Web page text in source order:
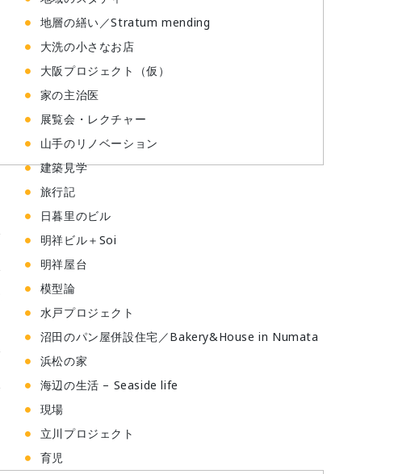
地層の繕い／Stratum mending
大洗の小さなお店
大阪プロジェクト（仮）
家の主治医
展覧会・レクチャー
山手のリノベーション
建築見学
旅行記
日暮里のビル
明祥ビル＋Soi
明祥屋台
模型論
水戸プロジェクト
沼田のパン屋併設住宅／Bakery&House in Numata
浜松の家
海辺の生活 – Seaside life
現場
立川プロジェクト
育児